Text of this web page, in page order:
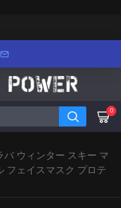
0
ウィンター スキー マ
フェイスマスク プロテ